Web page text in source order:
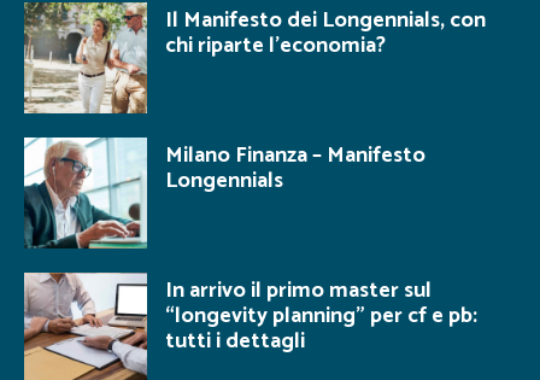
Il Manifesto dei Longennials, con
chi riparte l’economia?
Milano Finanza – Manifesto
Longennials
In arrivo il primo master sul
“longevity planning” per cf e pb:
tutti i dettagli